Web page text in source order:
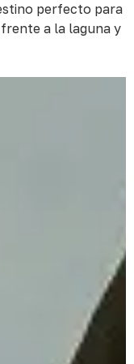
perfecto para
a la laguna y